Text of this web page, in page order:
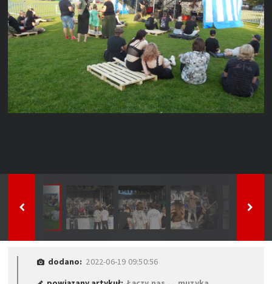
dodano: 2022-06-19 09:50:56